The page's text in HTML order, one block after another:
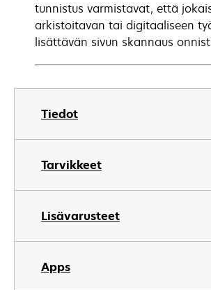
Tiedot
Tarvikkeet
Lisävarusteet
Apps
tunnistus varmistavat, että
arkistoitavan tai digitaaliseen
lisättävän sivun skannaus